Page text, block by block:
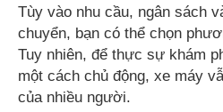
Tùy vào nhu cầu, ngân sách
chuyển, bạn có thể chọn
Tuy nhiên, để thực sự khám
một cách chủ động, xe máy
của nhiều người.